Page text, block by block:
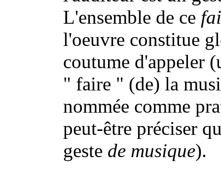
L'ensemble de ce
l'oeuvre constitue
coutume d'appeler
" faire " (de) la
nommée comme
peut-être préciser
geste de musique).